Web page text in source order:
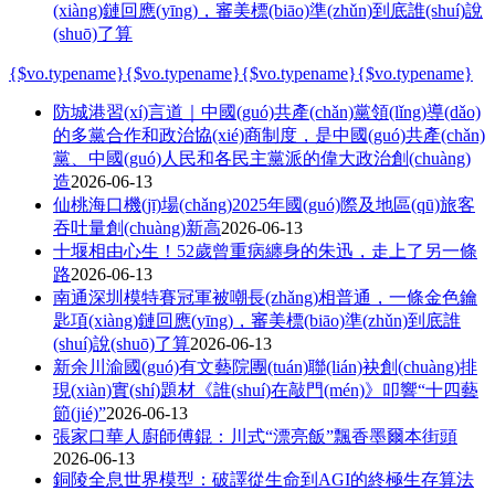
(xiàng)鏈回應(yīng)，審美標(biāo)準(zhǔn)到底誰(shuí)說
(shuō)了算
{$vo.typename}{$vo.typename}{$vo.typename}{$vo.typename}
防城港習(xí)言道｜中國(guó)共產(chǎn)黨領(lǐng)導(dǎo)
的多黨合作和政治協(xié)商制度，是中國(guó)共產(chǎn)
黨、中國(guó)人民和各民主黨派的偉大政治創(chuàng)
造2026-06-13
仙桃海口機(jī)場(chǎng)2025年國(guó)際及地區(qū)旅客
吞吐量創(chuàng)新高2026-06-13
十堰相由心生！52歲曾重病纏身的朱迅，走上了另一條
路2026-06-13
南通深圳模特賽冠軍被嘲長(zhǎng)相普通，一條金色鑰
匙項(xiàng)鏈回應(yīng)，審美標(biāo)準(zhǔn)到底誰
(shuí)說(shuō)了算2026-06-13
新余 川渝國(guó)有文藝院團(tuán)聯(lián)袂創(chuàng)排
現(xiàn)實(shí)題材《誰(shuí)在敲門(mén)》叩響“十四藝
節(jié)”2026-06-13
張家口華人廚師傅錕：川式“漂亮飯”飄香墨爾本街頭
2026-06-13
銅陵全息世界模型：破譯從生命到AGI的終極生存算法